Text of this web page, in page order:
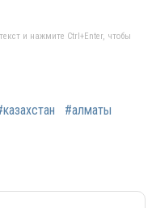
и нажмите Ctrl+Enter, чтобы
#алматы